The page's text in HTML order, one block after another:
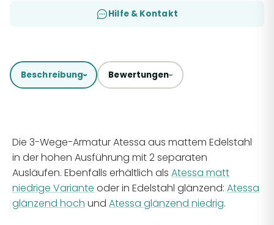
Hilfe & Kontakt
Beschreibung Bewertungen
Die 3-Wege-Armatur Atessa aus mattem Edelstahl
in der hohen Ausführung mit 2 separaten
Ausläufen. Ebenfalls erhältlich als Atessa matt
niedrige Variante oder in Edelstahl glänzend: Atessa
glänzend hoch und Atessa glänzend niedrig.